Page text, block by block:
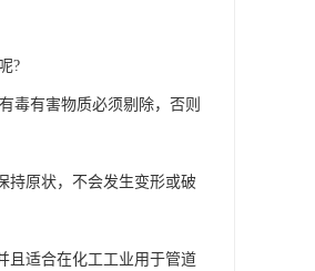
?
毒有害物质必须剔除，否则
持原状，不会发生变形或破
且适合在化工工业用于管道